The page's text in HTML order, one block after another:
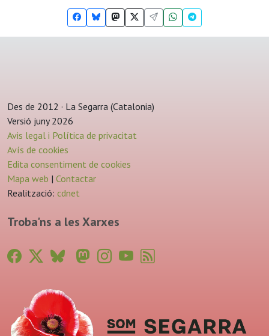
Des de 2012 · La Segarra (Catalonia)
Versió juny 2026
Avis legal i Política de privacitat
Avís de cookies
Edita consentiment de cookies
Mapa web | Contactar
Realització: cdnet
Troba'ns a les Xarxes